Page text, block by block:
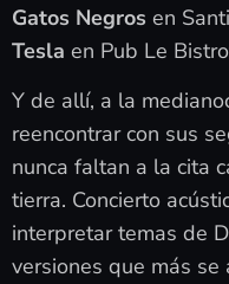
Gatos Negros en
Tesla en Pub Le
Y de allí, a la
reencontrar con sus
nunca faltan a la cita
tierra. Concierto
interpretar temas de
versiones que más